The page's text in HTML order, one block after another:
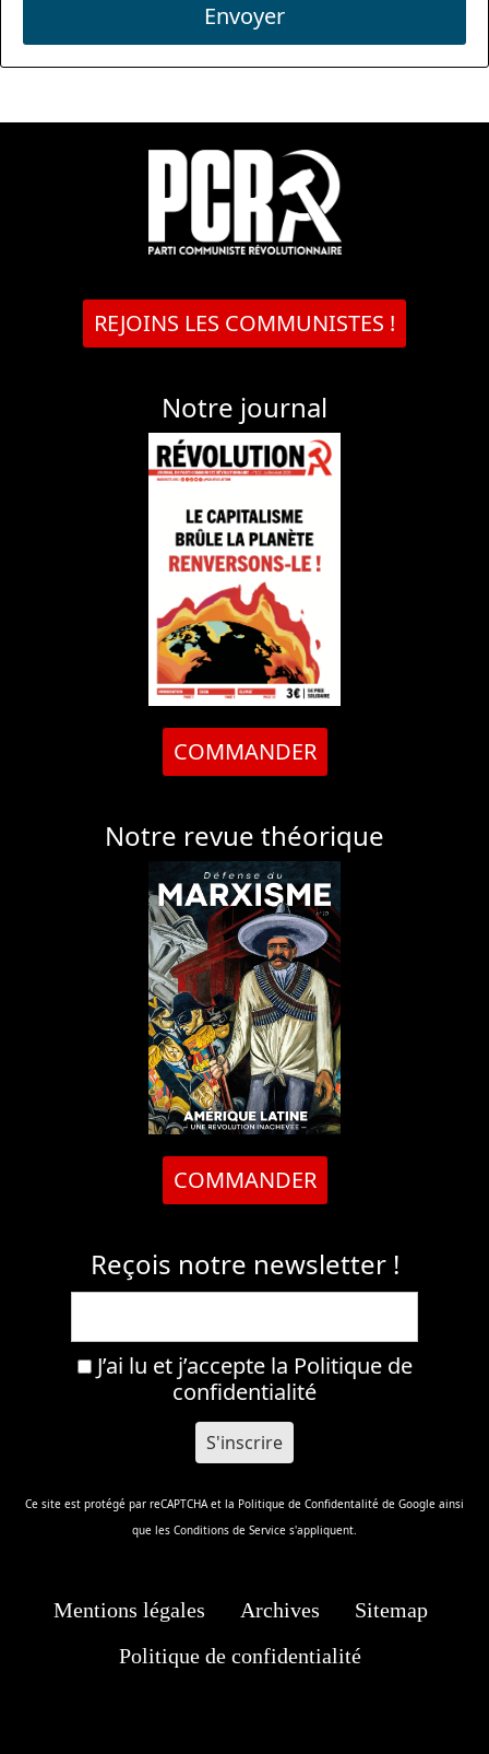
Envoyer
REJOINS LES COMMUNISTES !
Notre journal
COMMANDER
Notre revue théorique
COMMANDER
Reçois notre newsletter !
J’ai lu et j’accepte la Politique de
confidentialité
Ce site est protégé par reCAPTCHA et la Politique de Confidentalité de Google ainsi
que les Conditions de Service s'appliquent.
Mentions légales Archives
Sitemap
Politique de confidentialité